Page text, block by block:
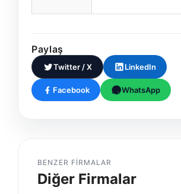
Paylaş
Twitter / X LinkedIn
Facebook WhatsApp
BENZER FIRMALAR
Diğer Firmalar